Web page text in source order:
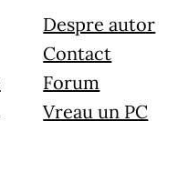
Despre autor
Contact
Forum
Vreau un PC